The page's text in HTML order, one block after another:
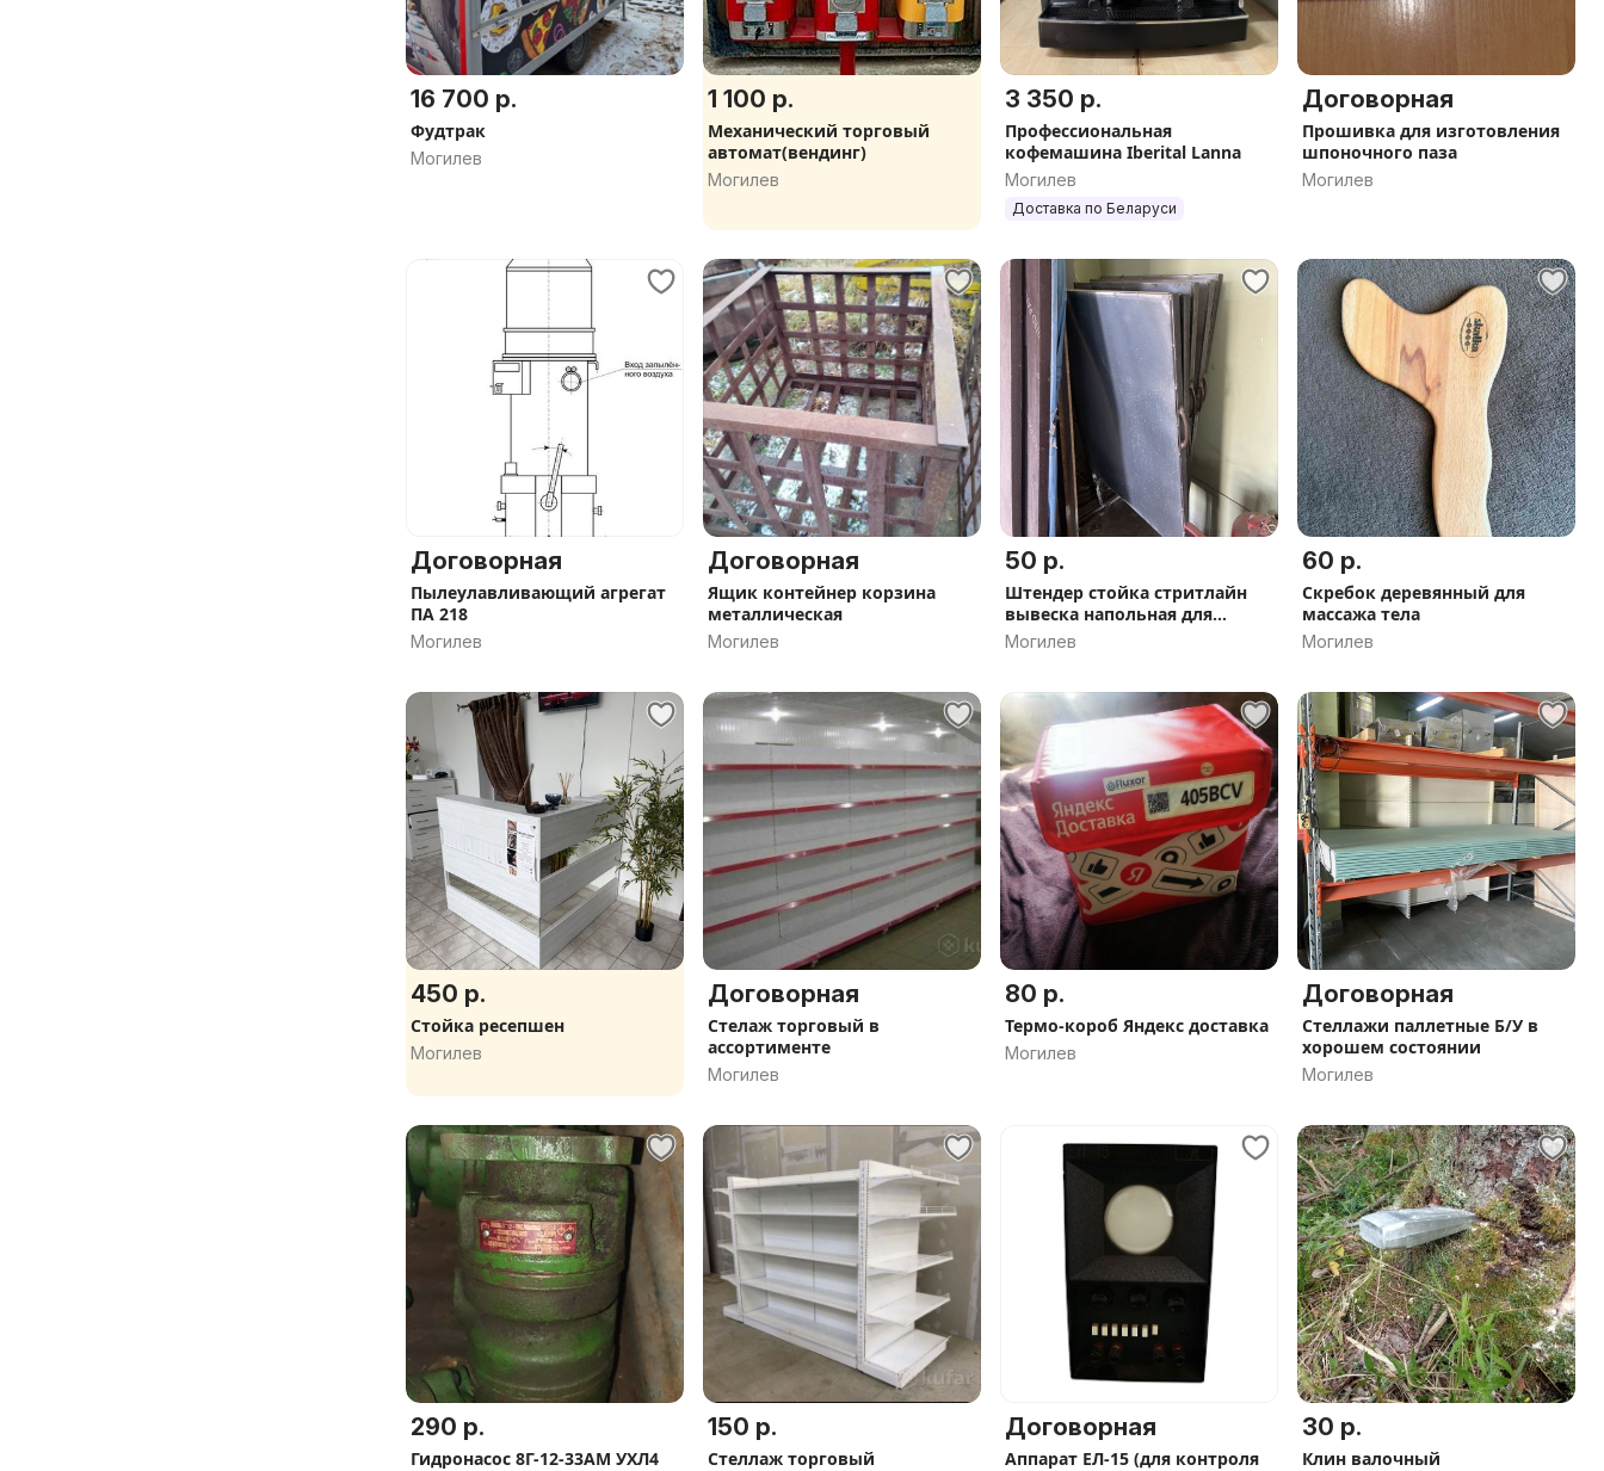
16 700 р.
Фудтрак
Могилев
1 100 р.
Механический торговый
автомат(вендинг)
Могилев
3 350 р.
Профессиональная
кофемашина Iberital Lanna
Могилев
Доставка по Беларуси
Договорная
Прошивка для изготовления
шпоночного паза
Могилев
Договорная
Пылеулавливающий агрегат
ПА 218
Могилев
Договорная
Ящик контейнер корзина
металлическая
Могилев
50 р.
Штендер стойка стритлайн
вывеска напольная для
рекламы
Могилев
60 р.
Скребок деревянный для
массажа тела
Могилев
450 р.
Стойка ресепшен
Могилев
Договорная
Стелаж торговый в
ассортименте
Могилев
80 р.
Термо-короб Яндекс доставка
Могилев
Договорная
Стеллажи паллетные Б/У в
хорошем состоянии
Могилев
290 р.
Гидронасос 8Г-12-33АМ УХЛ4
150 р.
Стеллаж торговый
Договорная
Аппарат ЕЛ-15 (для контроля
30 р.
Клин валочный